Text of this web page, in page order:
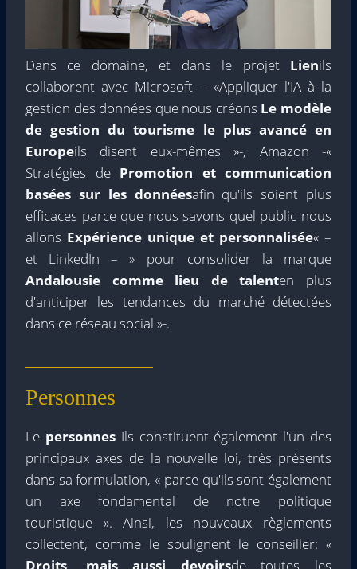
Dans ce domaine, et dans le projet Lienils
collaborent avec Microsoft – «Appliquer l'IA à la
gestion des données que nous créons Le modèle
de gestion du tourisme le plus avancé en
Europeils disent eux-mêmes »-, Amazon -«
Stratégies de Promotion et communication
basées sur les donnéesafin qu'ils soient plus
efficaces parce que nous savons quel public nous
allons Expérience unique et personnalisée« –
et LinkedIn – » pour consolider la marque
Andalousie comme lieu de talenten plus
d'anticiper les tendances du marché détectées
dans ce réseau social »-.
Personnes
Le personnesIls constituent également l'un des
principaux axes de la nouvelle loi, très présents
dans sa formulation, « parce qu'ils sont également
un axe fondamental de notre politique
touristique ». Ainsi, les nouveaux règlements
collectent, comme le soulignent le conseiller: «